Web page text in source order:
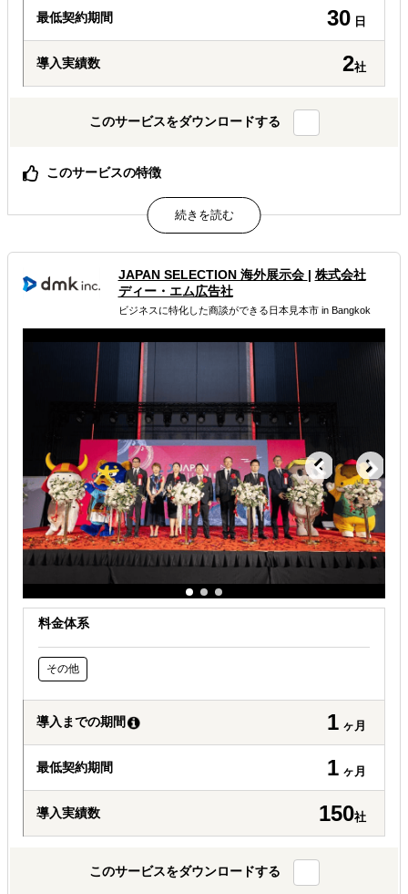
最低契約期間 30 日
導入実績数 2社
このサービスをダウンロードする
このサービスの特徴
ヨーロッパ現地に常駐している、日本人スタッフとローカ
ルスタッフとの連携で、日本に居ながら、ヨーロッパ現地
からのリサーチが叶います。
属するジャンル
海外進出総合支援 海外市場調査・マーケティング
海外展示会出展
解決できる課題
どの国に進出するべきか決めたい
外国人材／グローバル人材を活用したい
自社商材の現地でのニーズを知りたい
JAPAN SELECTION 海外展示会 | 株式会社
ディー・エム広告社
ビジネスに特化した商談ができる日本見本市 in Bangkok
料金体系
その他
導入までの期間 1 ヶ月
最低契約期間 1 ヶ月
導入実績数 150社
このサービスをダウンロードする